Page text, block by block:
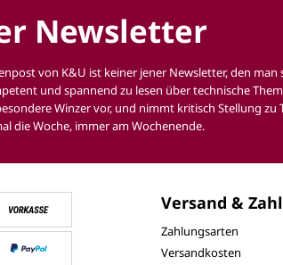
Newsletter
von K&U ist keiner jener Newsletter, den
und spannend zu lesen über technische
Winzer vor, und nimmt kritisch Stellung
die Woche, immer am Wochenende.
Versand &
Zahlungsarten
Versandkosten